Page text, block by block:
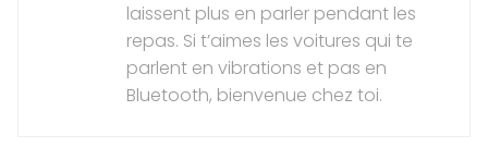
laissent plus en parler pendant les
repas. Si t’aimes les voitures qui te
parlent en vibrations et pas en
Bluetooth, bienvenue chez toi.